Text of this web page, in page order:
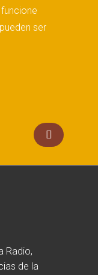
ser
Radio,
de la